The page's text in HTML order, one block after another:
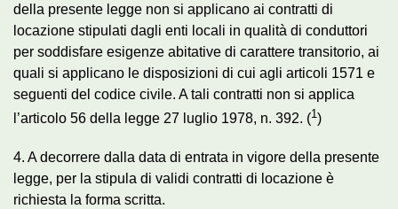
della presente legge non si applicano ai contratti di
locazione stipulati dagli enti locali in qualità di conduttori
per soddisfare esigenze abitative di carattere transitorio, ai
quali si applicano le disposizioni di cui agli articoli 1571 e
seguenti del codice civile. A tali contratti non si applica
l’articolo 56 della legge 27 luglio 1978, n. 392. (1)
4. A decorrere dalla data di entrata in vigore della presente
legge, per la stipula di validi contratti di locazione è
richiesta la forma scritta.